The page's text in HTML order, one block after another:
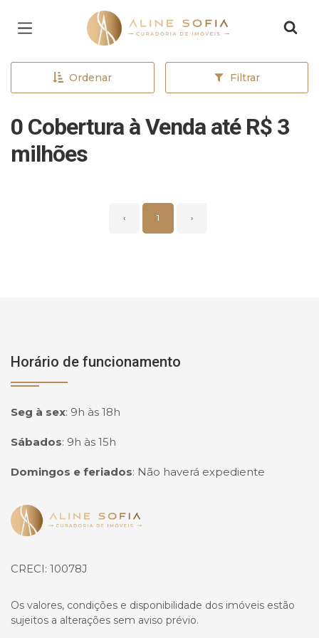
Página inicial
Ordenar Filtrar
0 Cobertura à Venda até R$ 3
milhões
‹ 1 ›
Horário de funcionamento
Seg à sex: 9h às 18h
Sábados: 9h às 15h
Domingos e feriados: Não haverá expediente
Página inicial
CRECI: 10078J
Os valores, condições e disponibilidade dos imóveis estão
sujeitos a alterações sem aviso prévio.